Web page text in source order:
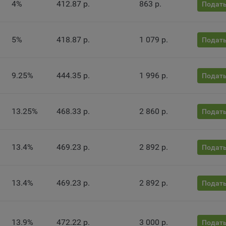
сайта, а также могут некорректно отображаться некоторые
настроек файлов cookie на сайте субъекты персональных
принять или отклонить сбор всех или некоторых файлов cookie в
удобства пользователей сайтов;
аналитической информации в обобщенном виде для оценки и
и предоставление персонализированной рекламы
либо входе в систему, или для оставления отзыва либо
Данные файлы cookie используются в целях обеспечения
настроить браузер, чтобы он блокировал такие файлы сookie или
4% 412.87 р. 863 р.
5% 418.87 р. 1 079 р.
9.25% 444.35 р. 1 996 р.
13.25% 468.33 р. 2 860 р.
13.4% 469.23 р. 2 892 р.
13.4% 469.23 р. 2 892 р.
13.9% 472.22 р. 3 000 р.